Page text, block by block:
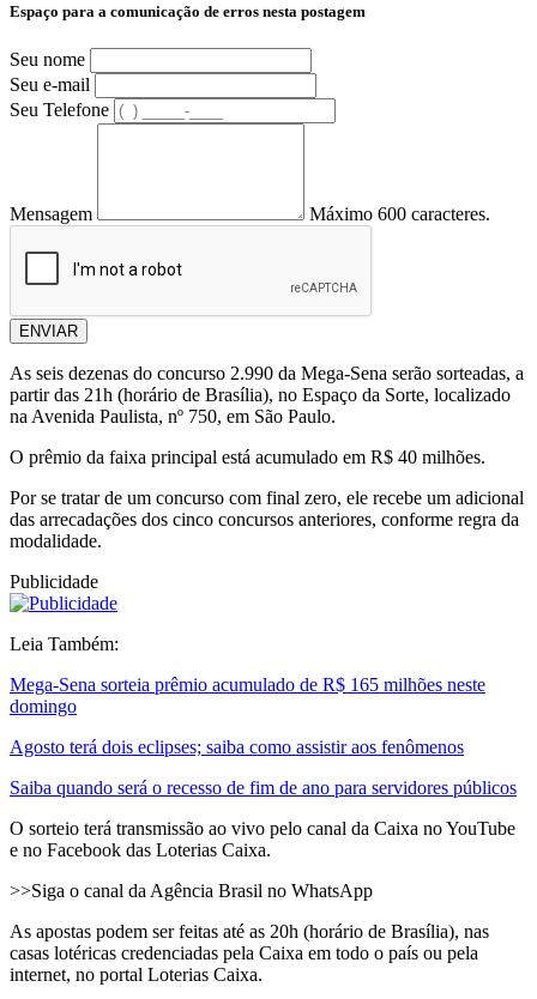
Espaço para a comunicação de erros nesta postagem
Seu nome
Seu e-mail
Seu Telefone
Mensagem Máximo 600 caracteres.
ENVIAR
As seis dezenas do concurso 2.990 da Mega-Sena serão sorteadas, a
partir das 21h (horário de Brasília), no Espaço da Sorte, localizado
na Avenida Paulista, nº 750, em São Paulo.
O prêmio da faixa principal está acumulado em R$ 40 milhões.
Por se tratar de um concurso com final zero, ele recebe um adicional
das arrecadações dos cinco concursos anteriores, conforme regra da
modalidade.
Publicidade
Leia Também:
Mega-Sena sorteia prêmio acumulado de R$ 165 milhões neste
domingo
Agosto terá dois eclipses; saiba como assistir aos fenômenos
Saiba quando será o recesso de fim de ano para servidores públicos
O sorteio terá transmissão ao vivo pelo canal da Caixa no YouTube
e no Facebook das Loterias Caixa.
>>Siga o canal da Agência Brasil no WhatsApp
As apostas podem ser feitas até as 20h (horário de Brasília), nas
casas lotéricas credenciadas pela Caixa em todo o país ou pela
internet, no portal Loterias Caixa.